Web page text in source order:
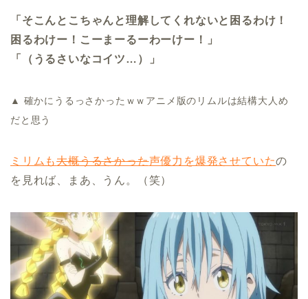
「そこんとこちゃんと理解してくれないと困るわけ！
困るわけー！こーまーるーわーけー！」
「（うるさいなコイツ…）」
▲ 確かにうるっさかったｗｗアニメ版のリムルは結構大人め
だと思う
ミリムも大概うるさかった声優力を爆発させていたの
を見れば、まあ、うん。（笑）